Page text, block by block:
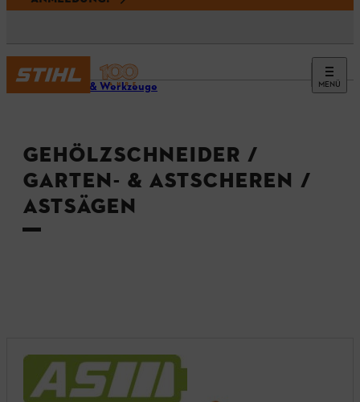
MENÜ
Geräte & Werkzeuge
GEHÖLZSCHNEIDER /
GARTEN- & ASTSCHEREN /
ASTSÄGEN